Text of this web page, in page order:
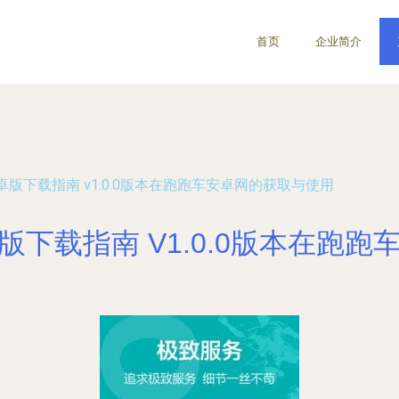
首页 企业简介
版下载指南 v1.0.0版本在跑跑车安卓网的获取与使用
下载指南 V1.0.0版本在跑跑